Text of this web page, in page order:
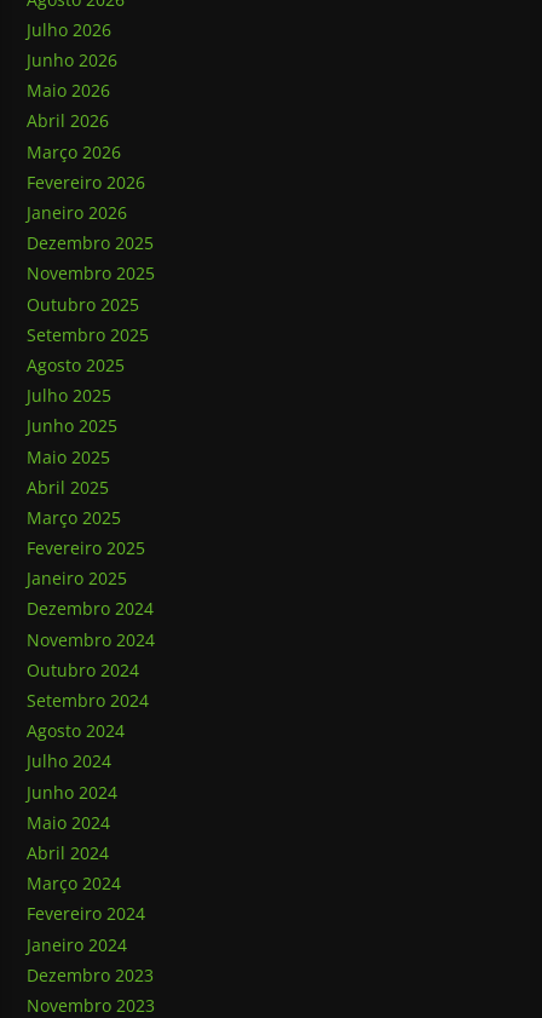
Julho 2026
Junho 2026
Maio 2026
Abril 2026
Março 2026
Fevereiro 2026
Janeiro 2026
Dezembro 2025
Novembro 2025
Outubro 2025
Setembro 2025
Agosto 2025
Julho 2025
Junho 2025
Maio 2025
Abril 2025
Março 2025
Fevereiro 2025
Janeiro 2025
Dezembro 2024
Novembro 2024
Outubro 2024
Setembro 2024
Agosto 2024
Julho 2024
Junho 2024
Maio 2024
Abril 2024
Março 2024
Fevereiro 2024
Janeiro 2024
Dezembro 2023
Novembro 2023